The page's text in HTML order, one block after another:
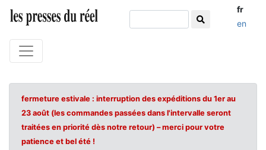
fr
en
fermeture estivale : interruption des expéditions du 1er au
23 août (les commandes passées dans l'intervalle seront
traitées en priorité dès notre retour) – merci pour votre
patience et bel été !